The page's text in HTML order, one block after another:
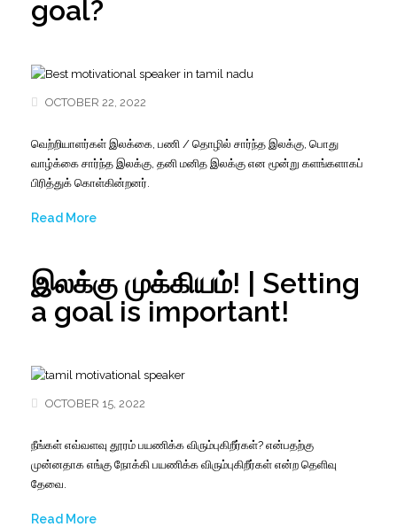
goal?
OCTOBER 22, 2022
வெற்றியாளர்கள் இலக்கை, பணி / தொழில் சார்ந்த இலக்கு, பொது
வாழ்க்கை சார்ந்த இலக்கு, தனி மனித இலக்கு என மூன்று களங்களாகப்
பிரித்துக் கொள்கின்றனர்.
Read More
இலக்கு முக்கியம்! | Setting
a goal is important!
OCTOBER 15, 2022
நீங்கள் எவ்வளவு தூரம் பயணிக்க விரும்புகிறீர்கள்? என்பதற்கு
முன்னதாக எங்கு நோக்கி பயணிக்க விரும்புகிறீர்கள் என்ற தெளிவு
தேவை.
Read More